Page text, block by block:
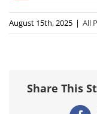
August 15th, 2025 | All
Share This